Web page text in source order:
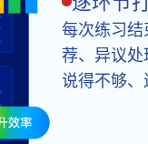
每次练习
荐、异议
说得不够、